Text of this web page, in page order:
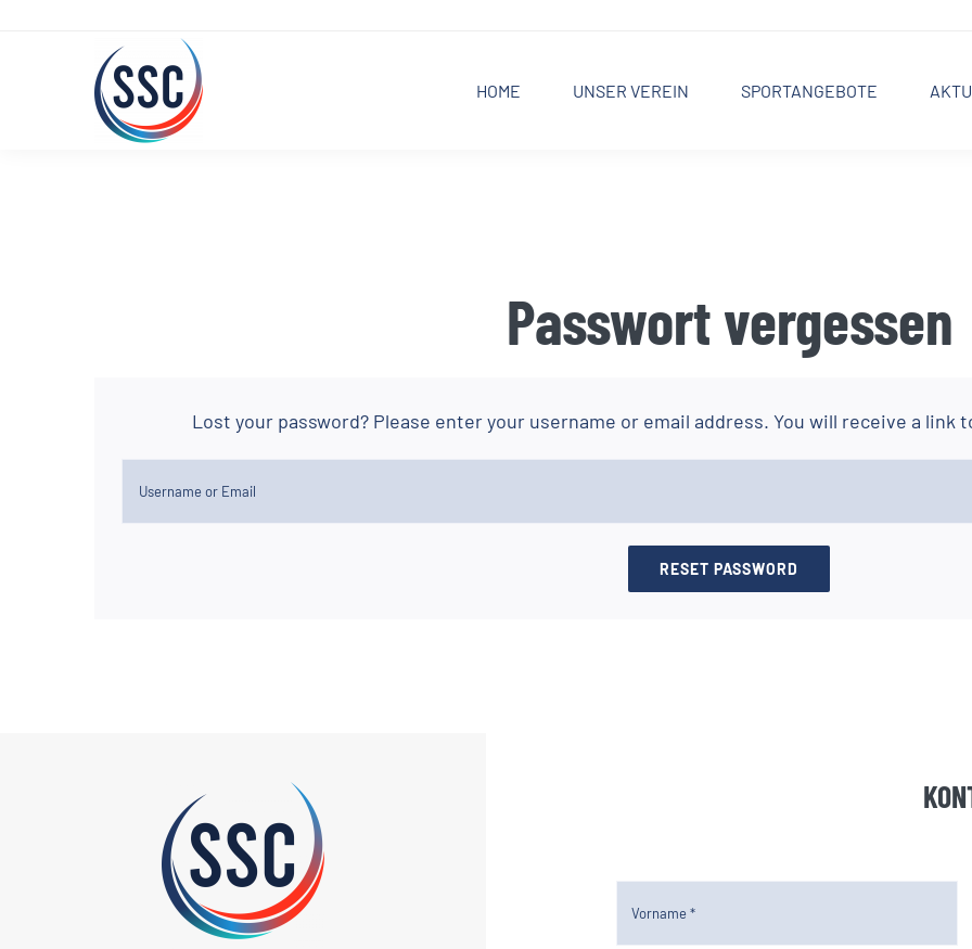
HOME UNSER VEREIN SPORTANGEBOTE
Passwort vergessen
Lost your password? Please enter your username or email address. You will receive a link
RESET PASSWORD